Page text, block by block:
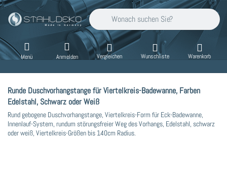
Geben Sie einen Suchbegriff ein. Während
Menü Anmelden Vergleichen Wunschliste Warenkorb
Runde Duschvorhangstange für Viertelkreis-Badewanne, Farben
Edelstahl, Schwarz oder Weiß
Rund gebogene Duschvorhangstange, Viertelkreis-Form für Eck-Badewanne,
Innenlauf-System, rundum störungsfreier Weg des Vorhangs, Edelstahl, schwarz
oder weiß, Viertelkreis-Größen bis 140cm Radius.